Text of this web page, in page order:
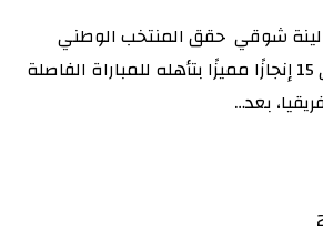
لينة شوقي حقق المنتخب الوطني
المغربي للريكبي 15 إنجازًا مميزًا بتأهله للمباراة الفاصلة
بعد…